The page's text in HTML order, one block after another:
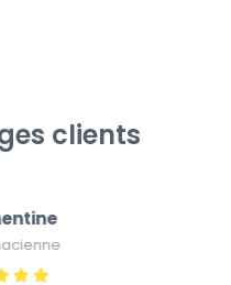
clients